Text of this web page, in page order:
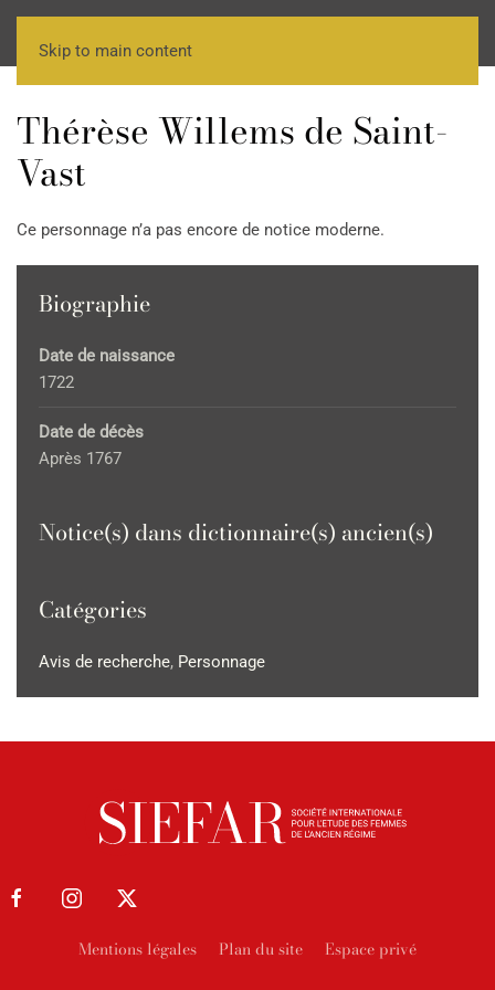
Skip to main content
Thérèse Willems de Saint-
Vast
Ce personnage n’a pas encore de notice moderne.
Biographie
Date de naissance
1722
Date de décès
Après 1767
Notice(s) dans dictionnaire(s) ancien(s)
Catégories
Avis de recherche, Personnage
Mentions légales Plan du site Espace privé